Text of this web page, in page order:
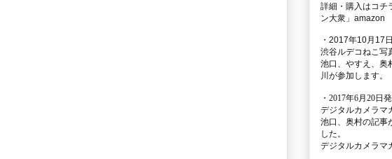
詳細・購入はコ
ン大衆」amazon
・2017年10月17
渋谷ルデコねこ写
池口、やすえ、奥
川が参加します。
・2017年6月20日
デジタルカメラマ
池口、奥村の記事
した。
デジタルカメラマ